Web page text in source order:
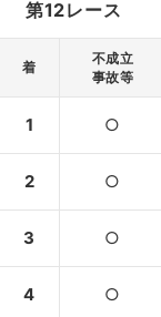
第12レース
着
不成立
事故等
1 ○
2 ○
3 ○
4 ○